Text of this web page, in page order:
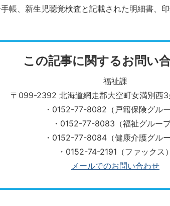
帳、新生児聴覚検査と記載された明細書、
この記事に関するお問い
福祉課
〒099-2392 北海道網走郡大空町女満別西3
・0152-77-8082（戸籍保険グルー
・0152-77-8083（福祉グループ
・0152-77-8084（健康介護グルー
・0152-74-2191（ファックス）
メールでのお問い合わせ